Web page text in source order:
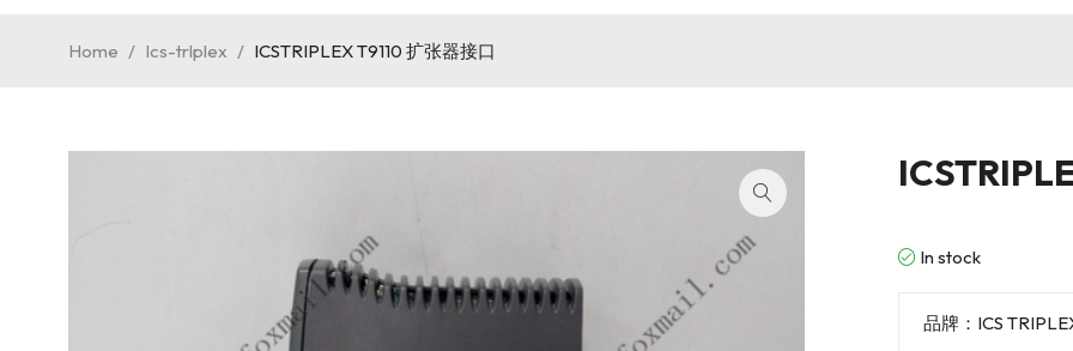
Home / Ics-trlplex / ICSTRIPLEX T9110 扩张器接口
In stock
品牌：ICS